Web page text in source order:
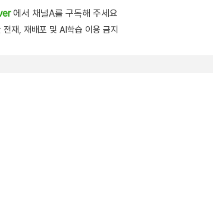
에서 채널A를 구독해 주세요
, 재배포 및 AI학습 이용 금지